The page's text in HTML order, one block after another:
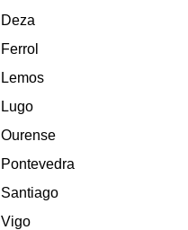
Deza
Ferrol
Lemos
Lugo
Ourense
Pontevedra
Santiago
Vigo